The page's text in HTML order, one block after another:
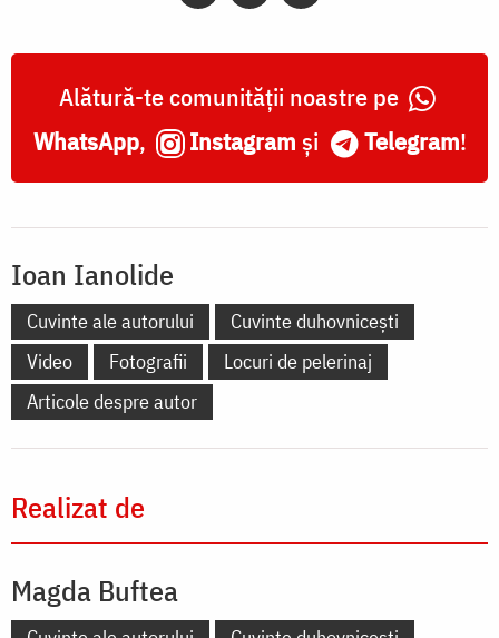
Alătură-te comunității noastre pe
WhatsApp, Instagram și Telegram!
Ioan Ianolide
Cuvinte ale autorului
Cuvinte duhovnicești
Video
Fotografii
Locuri de pelerinaj
Articole despre autor
Realizat de
Magda Buftea